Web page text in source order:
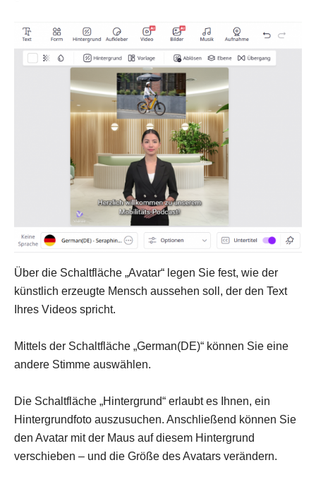
Über die Schaltfläche „Avatar“ legen Sie fest, wie der
künstlich erzeugte Mensch aussehen soll, der den Text
Ihres Videos spricht.
Mittels der Schaltfläche „German(DE)“ können Sie eine
andere Stimme auswählen.
Die Schaltfläche „Hintergrund“ erlaubt es Ihnen, ein
Hintergrundfoto auszusuchen. Anschließend können Sie
den Avatar mit der Maus auf diesem Hintergrund
verschieben – und die Größe des Avatars verändern.